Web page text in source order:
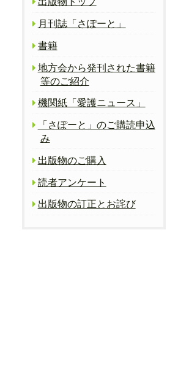
月刊誌「さぽーと」
書籍
地方会から発刊された書籍
等のご紹介
機関紙「愛護ニュース」
「さぽーと」のご購読申込
み
出版物のご購入
読者アンケート
出版物の訂正とお詫び